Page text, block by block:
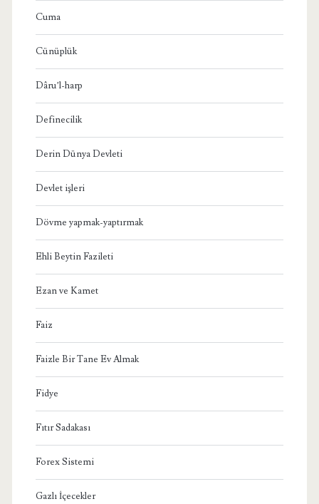
Cuma
Cünüplük
Dâru’l-harp
Definecilik
Derin Dünya Devleti
Devlet işleri
Dövme yapmak-yaptırmak
Ehli Beytin Fazileti
Ezan ve Kamet
Faiz
Faizle Bir Tane Ev Almak
Fidye
Fıtır Sadakası
Forex Sistemi
Gazlı İçecekler